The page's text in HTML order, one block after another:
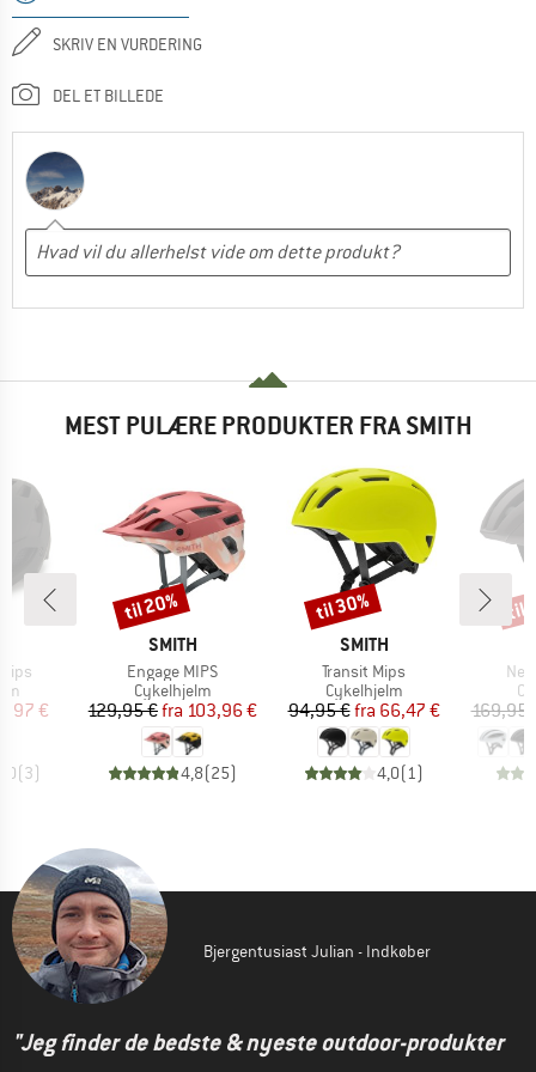
SKRIV EN VURDERING
DEL ET BILLEDE
MEST PULÆRE PRODUKTER FRA SMITH
pris
€
(3)
MÆRKE
SMITH
Artikel
Engage MIPS
Produktgruppe
Cykelhjelm
Pris
129,95 € Nedsat pris
fra 103,96 €
4,8(25)
Rabat
til 20%
MÆRKE
SMITH
Artikel
Transit Mips
Produktgruppe
Cykelhjelm
Pris
94,95 € Nedsat pris
fra 66,47 €
4,0(1)
Rabat
til 30%
169,95
til
Bjergentusiast Julian - Indkøber
"Jeg finder de bedste & nyeste outdoor-produkter